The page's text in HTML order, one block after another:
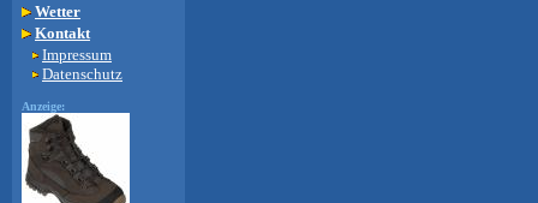
Wetter
Kontakt
Impressum
Datenschutz
Anzeige: